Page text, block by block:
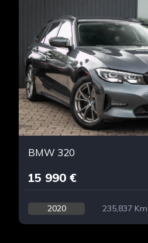
BMW 320
15 990 €
2020 235,837 Km